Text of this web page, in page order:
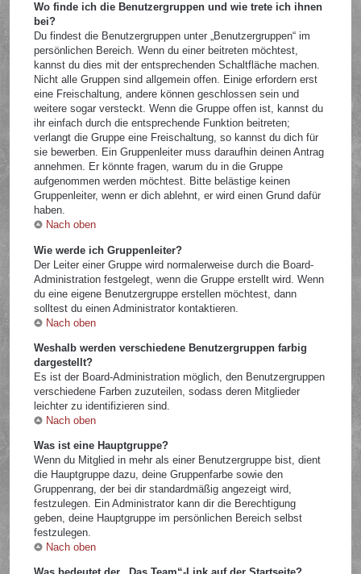
Wo finde ich die Benutzergruppen und wie trete ich ihnen
bei?
Du findest die Benutzergruppen unter „Benutzergruppen“ im
persönlichen Bereich. Wenn du einer beitreten möchtest,
kannst du dies mit der entsprechenden Schaltfläche machen.
Nicht alle Gruppen sind allgemein offen. Einige erfordern erst
eine Freischaltung, andere können geschlossen sein und
weitere sogar versteckt. Wenn die Gruppe offen ist, kannst du
ihr einfach durch die entsprechende Funktion beitreten;
verlangt die Gruppe eine Freischaltung, so kannst du dich für
sie bewerben. Ein Gruppenleiter muss daraufhin deinen Antrag
annehmen. Er könnte fragen, warum du in die Gruppe
aufgenommen werden möchtest. Bitte belästige keinen
Gruppenleiter, wenn er dich ablehnt, er wird einen Grund dafür
haben.
Nach oben
Wie werde ich Gruppenleiter?
Der Leiter einer Gruppe wird normalerweise durch die Board-
Administration festgelegt, wenn die Gruppe erstellt wird. Wenn
du eine eigene Benutzergruppe erstellen möchtest, dann
solltest du einen Administrator kontaktieren.
Nach oben
Weshalb werden verschiedene Benutzergruppen farbig
dargestellt?
Es ist der Board-Administration möglich, den Benutzergruppen
verschiedene Farben zuzuteilen, sodass deren Mitglieder
leichter zu identifizieren sind.
Nach oben
Was ist eine Hauptgruppe?
Wenn du Mitglied in mehr als einer Benutzergruppe bist, dient
die Hauptgruppe dazu, deine Gruppenfarbe sowie den
Gruppenrang, der bei dir standardmäßig angezeigt wird,
festzulegen. Ein Administrator kann dir die Berechtigung
geben, deine Hauptgruppe im persönlichen Bereich selbst
festzulegen.
Nach oben